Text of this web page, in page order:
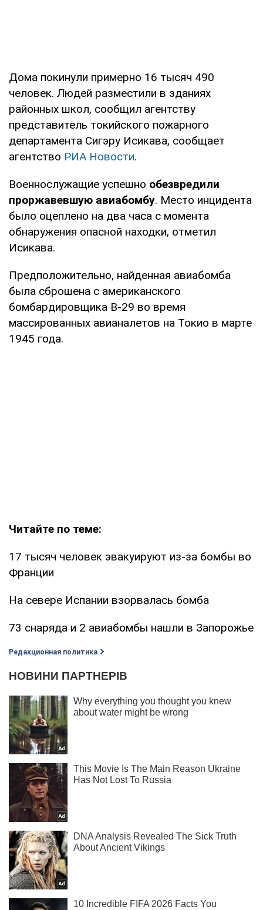
Дома покинули примерно 16 тысяч 490
человек. Людей разместили в зданиях
районных школ, сообщил агентству
представитель токийского пожарного
департамента Сигэру Исикава, сообщает
агентство РИА Новости.
Военнослужащие успешно обезвредили
проржавевшую авиабомбу. Место инцидента
было оцеплено на два часа с момента
обнаружения опасной находки, отметил
Исикава.
Предположительно, найденная авиабомба
была сброшена с американского
бомбардировщика В-29 во время
массированных авианалетов на Токио в марте
1945 года.
Читайте по теме:
17 тысяч человек эвакуируют из-за бомбы во
Франции
На севере Испании взорвалась бомба
73 снаряда и 2 авиабомбы нашли в Запорожье
Редакционная политика